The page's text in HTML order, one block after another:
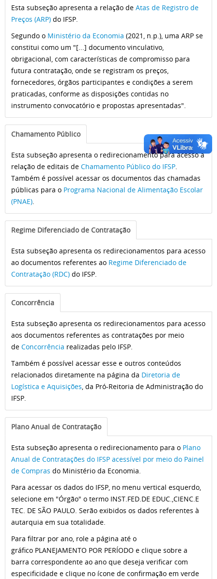
Esta subseção apresenta a relação de Atas de Registro de
Preços (ARP) do IFSP.
Segundo o Ministério da Economia (2021, n.p.), uma ARP se
constitui como um "[...] documento vinculativo,
obrigacional, com características de compromisso para
futura contratação, onde se registram os preços,
fornecedores, órgãos participantes e condições a serem
praticadas, conforme as disposições contidas no
instrumento convocatório e propostas apresentadas".
Chamamento Público
Esta subseção apresenta o redirecionamento para acesso à
relação de editais de Chamamento Público do IFSP.
Também é possível acessar os documentos das chamadas
públicas para o Programa Nacional de Alimentação Escolar
(PNAE).
Regime Diferenciado de Contratação
Esta subseção apresenta os redirecionamentos para acesso
ao documentos referentes ao Regime Diferenciado de
Contratação (RDC) do IFSP.
Concorrência
Esta subseção apresenta os redirecionamentos para acesso
aos documentos referentes as contratações por meio
de Concorrência realizadas pelo IFSP.
Também é possível acessar esse e outros conteúdos
relacionados diretamente na página da Diretoria de
Logística e Aquisições, da Pró-Reitoria de Administração do
IFSP.
Plano Anual de Contratação
Esta subseção apresenta o redirecionamento para o Plano
Anual de Contratações do IFSP acessível por meio do Painel
de Compras do Ministério da Economia.
Para acessar os dados do IFSP, no menu vertical esquerdo,
selecione em "Órgão" o termo INST.FED.DE EDUC.,CIENC.E
TEC. DE SÃO PAULO. Serão exibidos os dados referentes à
autarquia em sua totalidade.
Para filtrar por ano, role a página até o
gráfico PLANEJAMENTO POR PERÍODO e clique sobre a
barra correspondente ao ano que deseja verificar com
especificidade e clique no ícone de confirmação em verde